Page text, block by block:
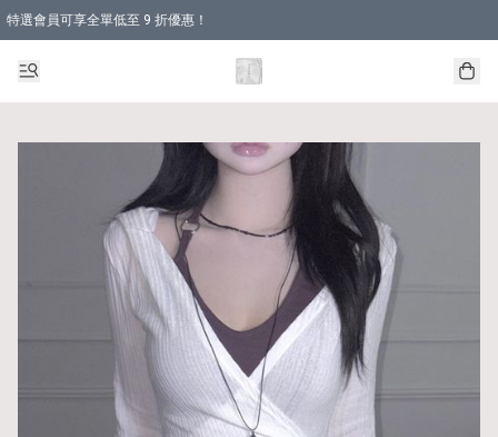
特選會員可享全單低至 9 折優惠！